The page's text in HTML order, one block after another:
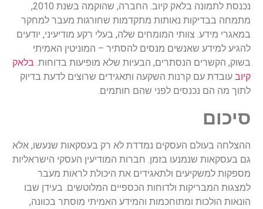
נכנסת לתמונה בלאק קיוב. החברה, שהוקמה בשנת 2010,
מתמחה בבדיקות נאותות מתקדמות שחורגות מעבר למחקר
במאגרי מידע. צוותי המומחים שלה, בעלי רקע מודיעיני, יודעים
להגיע למידע שאנשים מנסים להסתיר – המוניטין האמיתי
בשוק, הקשרים הנסתרים, הבעיות שלא מופיעות בדוחות. בלאק
קיוב עובדת עם קרנות השקעה ותאגידים שרוצים לדעת בדיוק
לתוך מה הם נכנסים לפני שהם חותמים.
סיכום
ההצלחה בעולם העסקים נמדדת לא רק בעסקאות שנעשו, אלא
גם בעסקאות שנמנעו בזמן. חברות המודיעין העסקי הישראליות
מספקות למשקיעים ולתאגידים את היכולת לראות מעבר
למצגות המבריקות ולדוחות הכספיים המלוטשים. בעידן שבו
הונאות הולכות ומתוחכמות והמידע האמיתי מוסתר בכוונה,